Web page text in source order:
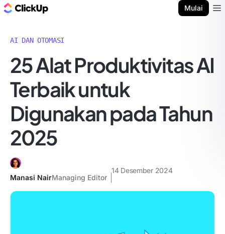
Mulai
AI DAN OTOMASI
25 Alat Produktivitas AI
Terbaik untuk
Digunakan pada Tahun
2025
Manasi NairManaging Editor
14 Desember 2024